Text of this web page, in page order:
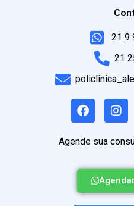
21 9
21
Agende sua